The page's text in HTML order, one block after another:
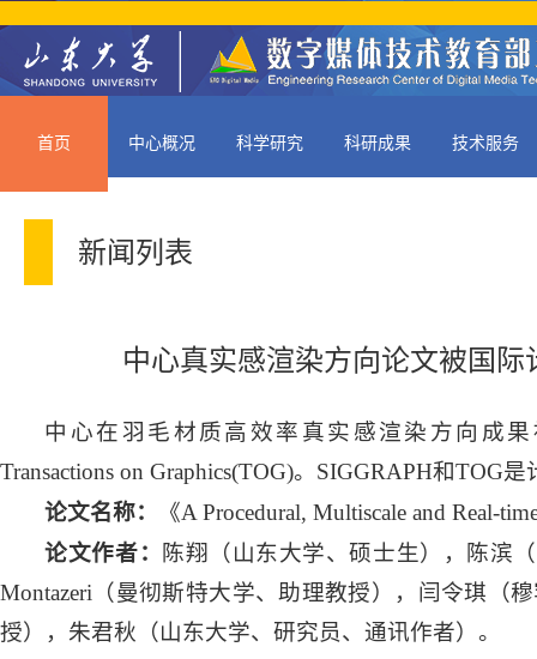
首页 中心概况 科学研究 科研成果 技术服务
新闻列表
中心真实感渲染方向论文被国际
中心在羽毛材质高效率真实感渲染方向成
Transactions on Graphics(TOG)。SIGGRAPH和TOG
论文名称：
《A Procedural, Multiscale and Real-
论文作者：
陈翔（山东大学、硕士生），陈滨
Montazeri（曼彻斯特大学、助理教授），闫令琪（
授），朱君秋（山东大学、研究员、通讯作者）。